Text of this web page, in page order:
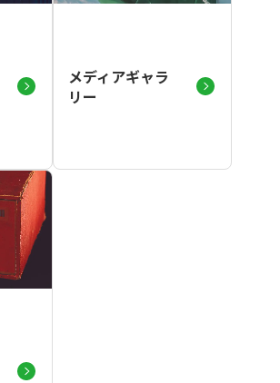
メディアギャラ
リー